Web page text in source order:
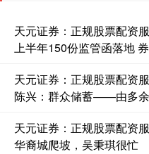
天元证券：正规股票配资
上半年150份监管函落地
天元证券：正规股票配资
陈兴：群众储蓄——由多余
天元证券：正规股票配资
华裔城爬坡，吴秉琪很忙